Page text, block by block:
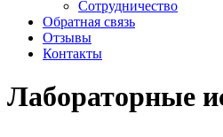
Сотрудничество
Обратная связь
Отзывы
Контакты
Лабораторные